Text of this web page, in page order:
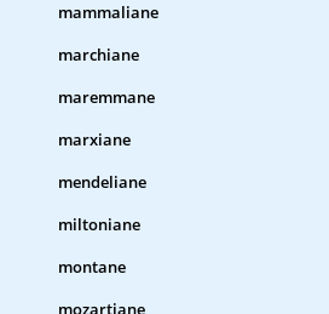
mammaliane
marchiane
maremmane
marxiane
mendeliane
miltoniane
montane
mozartiane